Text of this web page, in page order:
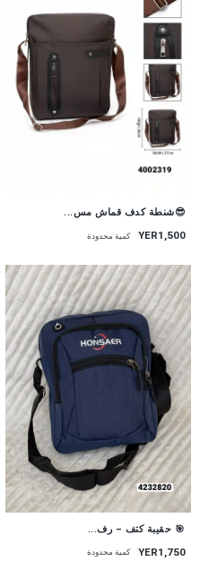
😎شنطة كدف قماش مس...
YER1,500 كمية محدودة
🎯 حقيبة كتف – رف...
YER1,750 كمية محدودة